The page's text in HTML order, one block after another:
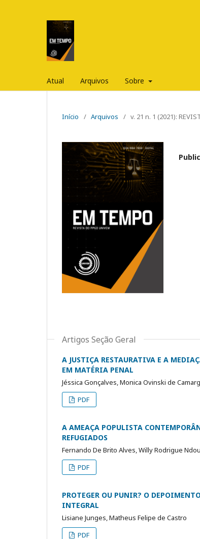
Atual Arquivos Sobre
Início / Arquivos / v. 21 n. 1 (2021):
Artigos Seção Geral
A JUSTIÇA RESTAURATIVA E A
EM MATÉRIA PENAL
Jéssica Gonçalves, Monica Ovinski de
PDF
A AMEAÇA POPULISTA
REFUGIADOS
Fernando De Brito Alves, Willy Rodrigue
PDF
PROTEGER OU PUNIR? O
INTEGRAL
Lisiane Junges, Matheus Felipe de Castro
PDF